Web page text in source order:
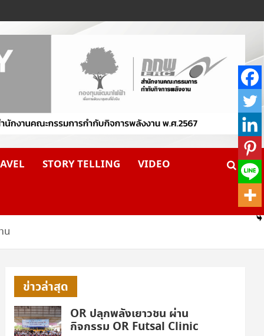
STORY TELLING VIDEO
น
ข่าวล่าสุด
OR ปลุกพลังเยาวชน ผ่าน
กิจกรรม OR Futsal Clinic